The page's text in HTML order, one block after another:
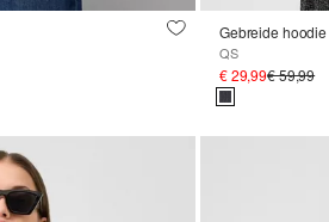
Gebreide hoodie
QS
€ 29,99€ 59,99